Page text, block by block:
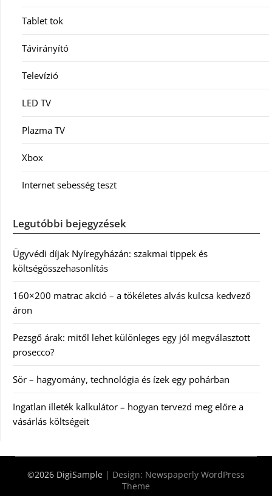
Tablet tok
Távirányító
Televízió
LED TV
Plazma TV
Xbox
Internet sebesség teszt
Legutóbbi bejegyzések
Ügyvédi díjak Nyíregyházán: szakmai tippek és
költségösszehasonlítás
160×200 matrac akció – a tökéletes alvás kulcsa kedvező
áron
Pezsgő árak: mitől lehet különleges egy jól megválasztott
prosecco?
Sör – hagyomány, technológia és ízek egy pohárban
Ingatlan illeték kalkulátor – hogyan tervezd meg előre a
vásárlás költségeit
©2026 DigiSample | Design: Newspaperly WordPress
Theme